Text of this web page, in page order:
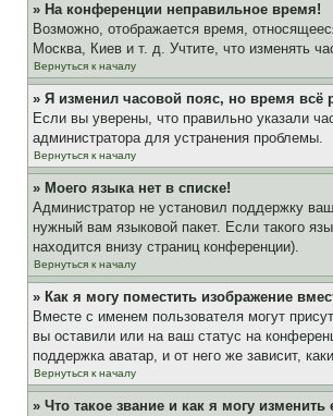
» На конференции неправильное время!
Возможно, отображается время,
Москва, Киев и т. д. Учтите, что изменять
Вернуться к началу
» Я изменил часовой пояс, но время всё
Если вы уверены, что правильно указали
администратора для устранения проблемы.
Вернуться к началу
» Моего языка нет в списке!
Администратор не установил поддержку
нужный вам языковой пакет. Если такого
находится внизу страниц конференции).
Вернуться к началу
» Как я могу поместить изображение
Вместе с именем пользователя могут
вы оставили или на ваш статус на
поддержка аватар, и от него же зависит,
Вернуться к началу
» Что такое звание и как я могу изменить